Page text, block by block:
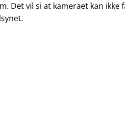
Det vil si at kameraet kan ikke